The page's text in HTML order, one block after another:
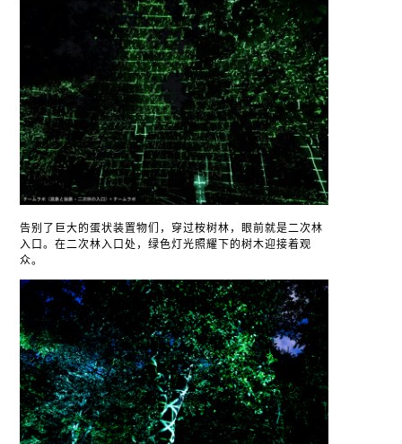
告别了巨大的蛋状装置物们，穿过桉树林，眼前就是二次林
入口。在二次林入口处，绿色灯光照耀下的树木迎接着观
众。